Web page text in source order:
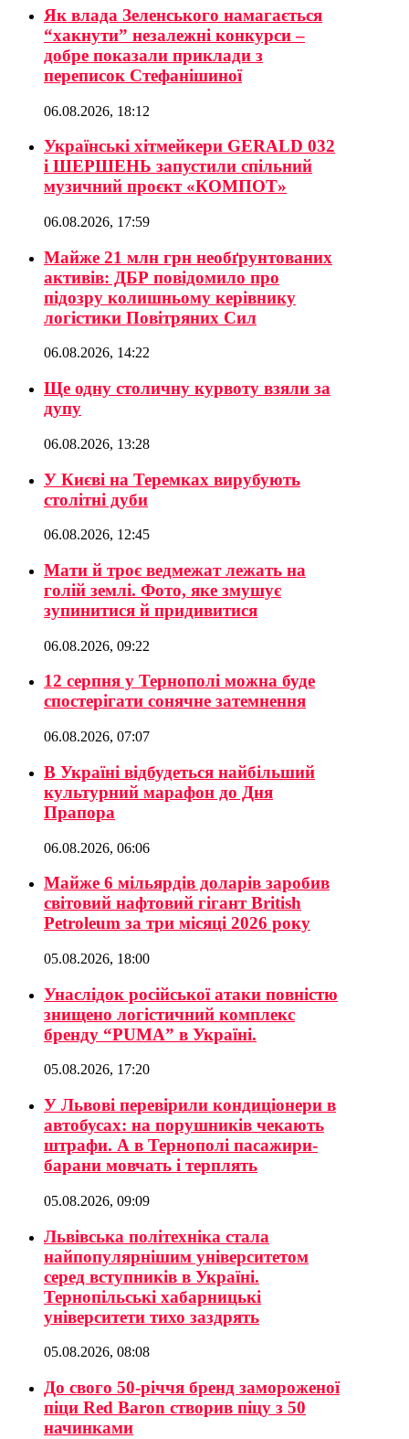
Як влада Зеленського намагається
“хакнути” незалежні конкурси –
добре показали приклади з
переписок Стефанішиної
06.08.2026, 18:12
Українські хітмейкери GERALD 032
і ШЕРШЕНЬ запустили спільний
музичний проєкт «КОМПОТ»
06.08.2026, 17:59
Майже 21 млн грн необґрунтованих
активів: ДБР повідомило про
підозру колишньому керівнику
логістики Повітряних Сил
06.08.2026, 14:22
Ще одну столичну курвоту взяли за
дупу
06.08.2026, 13:28
У Києві на Теремках вирубують
столітні дуби
06.08.2026, 12:45
Мати й троє ведмежат лежать на
голій землі. Фото, яке змушує
зупинитися й придивитися
06.08.2026, 09:22
12 серпня у Тернополі можна буде
спостерігати сонячне затемнення
06.08.2026, 07:07
В Україні відбудеться найбільший
культурний марафон до Дня
Прапора
06.08.2026, 06:06
Майже 6 мільярдів доларів заробив
світовий нафтовий гігант British
Petroleum за три місяці 2026 року
05.08.2026, 18:00
Унаслідок російської атаки повністю
знищено логістичний комплекс
бренду “PUMA” в Україні.
05.08.2026, 17:20
У Львові перевірили кондиціонери в
автобусах: на порушників чекають
штрафи. А в Тернополі пасажири-
барани мовчать і терплять
05.08.2026, 09:09
Львівська політехніка стала
найпопулярнішим університетом
серед вступників в Україні.
Тернопільські хабарницькі
університети тихо заздрять
05.08.2026, 08:08
До свого 50-річчя бренд замороженої
піци Red Baron створив піцу з 50
начинками